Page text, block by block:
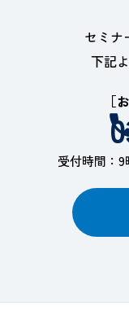
セミナ
下記
［
受付時間：9